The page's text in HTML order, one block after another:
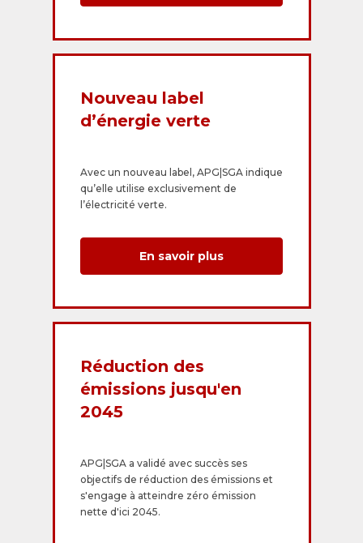
Nouveau label
d’énergie verte
Avec un nouveau label, APG|SGA indique
qu’elle utilise exclusivement de
l’électricité verte.
En savoir plus
Réduction des
émissions jusqu'en
2045
APG|SGA a validé avec succès ses
objectifs de réduction des émissions et
s'engage à atteindre zéro émission
nette d'ici 2045.